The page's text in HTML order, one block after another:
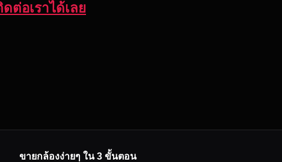
ต่อเราได้เลย
ขายกล้องง่ายๆ ใน 3 ขั้นตอน